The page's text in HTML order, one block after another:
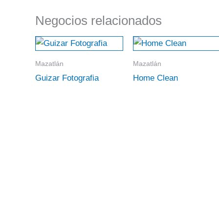
Negocios relacionados
Mazatlán
Guizar Fotografia
Mazatlán
Home Clean